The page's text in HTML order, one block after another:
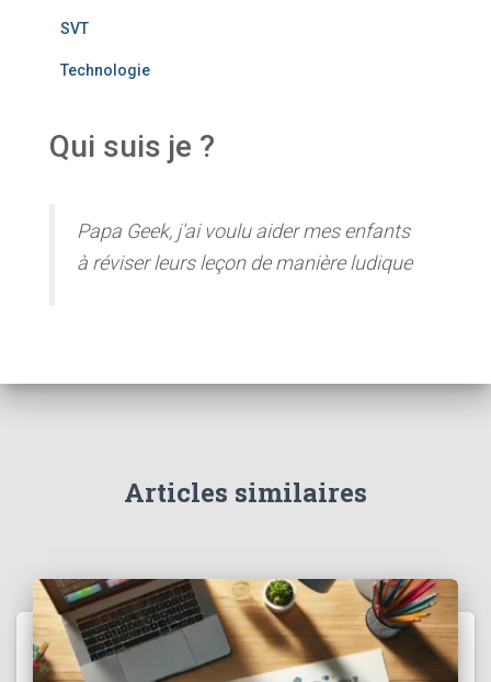
SVT
Technologie
Qui suis je ?
Papa Geek, j'ai voulu aider mes enfants
à réviser leurs leçon de manière ludique
Articles similaires